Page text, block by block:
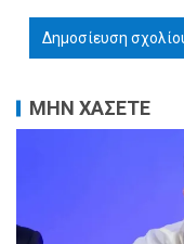
ΜΗΝ ΧΑΣΕΤΕ